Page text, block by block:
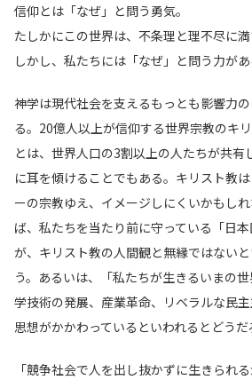
信仰とは「なぜ」と問う勇気。
たしかにこの世界は、不条理と理不尽に満
しかし、私たちには「なぜ」と問う力があ
神学は現代社会を支えるもっとも影響力
る。20億人以上が信仰する世界宗教のキ
とは、世界人口の3割以上の人たちが共有
に耳を傾けることでもある。キリスト教
ーの宗教ゆえ、イメージしにくいかもし
ば、私たちを当たり前に守っている「日
が、キリスト教の人間観と無縁ではない
う。あるいは、「私たちが生きるいまの
学技術の発展、産業革命、リベラルな民
思想がかかわっているといわれるとどうだ
「競争社会で人を出し抜かずに生きられ